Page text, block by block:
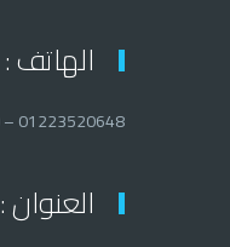
الهاتف :
01223520648 – 01204246640 – 02-33926184
العنوان :